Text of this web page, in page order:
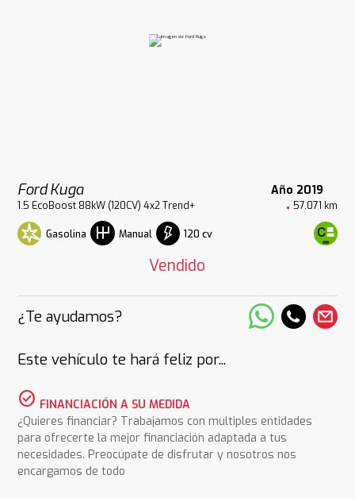
Ford Kuga Año 2019
1.5 EcoBoost 88kW (120CV) 4x2 Trend+ 57.071 km
Gasolina Manual 120 cv
Vendido
¿Te ayudamos?
Este vehículo te hará feliz por...
check_circle FINANCIACIÓN A SU MEDIDA
¿Quieres financiar? Trabajamos con multiples entidades
para ofrecerte la mejor financiación adaptada a tus
necesidades. Preocúpate de disfrutar y nosotros nos
encargamos de todo